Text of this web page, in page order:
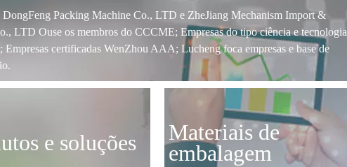
DongFeng Packing Machine Co., LTD e ZheJiang Mechanism Import &
LTD Ouse os membros do CCCME; Empresas do tipo ciência e tecnologia
Empresas certificadas WenZhou AAA; Lucheng foca empresas e base de
e soluções
Materiais de
embalagem